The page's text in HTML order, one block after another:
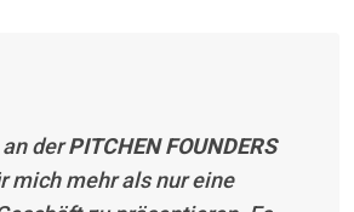
derPITCHEN FOUNDERS
mich mehr als nur eine